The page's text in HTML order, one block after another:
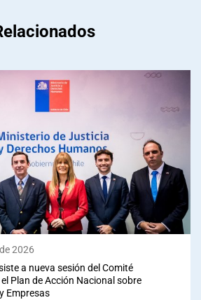
2026
a nueva sesión del Comité
Plan de Acción Nacional sobre
Empresas